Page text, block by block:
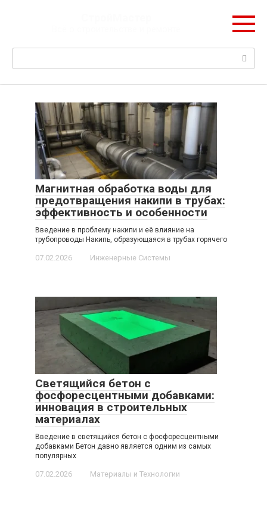
Поиск:
Магнитная обработка воды для
предотвращения накипи в трубах:
эффективность и особенности
Введение в проблему накипи и её влияние на
трубопроводы Накипь, образующаяся в трубах горячего
07.02.2026 Инженерные Системы
Светящийся бетон с
фосфоресцентными добавками:
инновация в строительных
материалах
Введение в светящийся бетон с фосфоресцентными
добавками Бетон давно является одним из самых
популярных
07.02.2026 Материалы и Технологии